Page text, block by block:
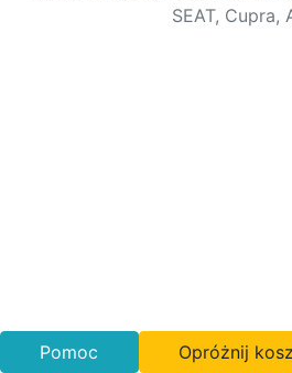
SEAT, Cupra,
Pomoc Opróżnij